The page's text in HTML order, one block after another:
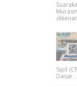
Sipil
Dasar